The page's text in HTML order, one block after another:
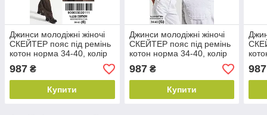
Джинси молодіжні жіночі
СКЕЙТЕР пояс під ремінь
котон норма 34-40, колір
коричневий
987 ₴
Купити
Джинси молодіжні жіночі
СКЕЙТЕР пояс під ремінь
котон норма 34-40, колір
білий
987₴
Купити
987